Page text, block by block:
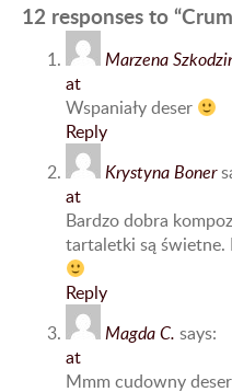
12 responses to
Marzena
at
Wspaniały deser
Reply
Krystyna Boner
at
Bardzo dobra
tartaletki są świetne.
Reply
Magda C. says:
at
Mmm cudowny